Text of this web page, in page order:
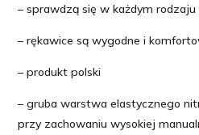
– sprawdzą się w każdym rodzaju
– rękawice są wygodne i
– produkt polski
– gruba warstwa elastycznego
przy zachowaniu wysokiej